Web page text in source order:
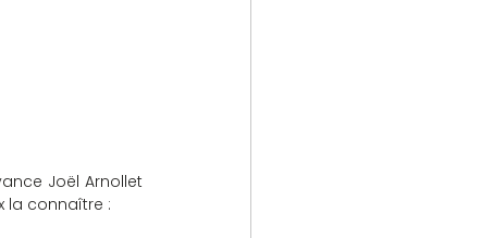
Joël Arnollet
la connaître :